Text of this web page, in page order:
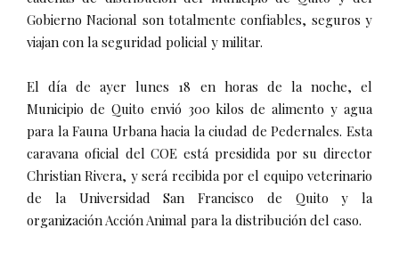
Gobierno Nacional son totalmente confiables, seguros y
viajan con la seguridad policial y militar.
El día de ayer lunes 18 en horas de la noche, el
Municipio de Quito envió 300 kilos de alimento y agua
para la Fauna Urbana hacia la ciudad de Pedernales. Esta
caravana oficial del COE está presidida por su director
Christian Rivera, y será recibida por el equipo veterinario
de la Universidad San Francisco de Quito y la
organización Acción Animal para la distribución del caso.